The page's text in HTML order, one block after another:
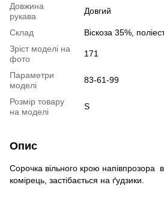
Довжина
рукава
Довгий
Склад
Віскоза 35%,
Зріст моделі на
фото
171
Параметри
моделі
83-61-99
Розмір товару
на моделі
S
Опис
Сорочка вільного крою напівпрозора
комірець, застібається на ґудзики.